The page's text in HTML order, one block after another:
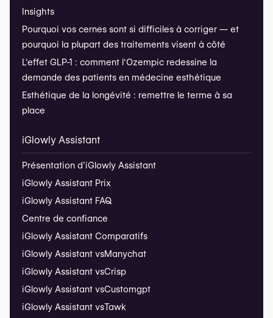
Insights
Pourquoi vos cernes sont si difficiles à corriger — et
pourquoi la plupart des traitements visent à côté
L'effet GLP-1 : comment l'Ozempic redessine la
demande des patients en médecine esthétique
Esthétique de la longévité : remettre le terme à sa
place
iGlowly Assistant
Présentation d’iGlowly Assistant
iGlowly Assistant Prix
iGlowly Assistant FAQ
Centre de confiance
iGlowly Assistant Comparatifs
iGlowly Assistant vsManychat
iGlowly Assistant vsCrisp
iGlowly Assistant vsCustomgpt
iGlowly Assistant vsTawk